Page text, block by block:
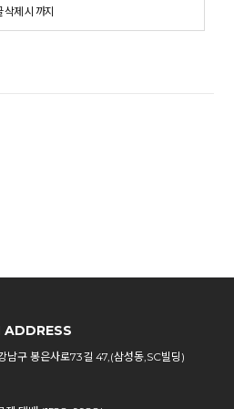
삭제 시 까지
ADDRESS
남구 봉은사로73길 47,(삼성동,SC빌딩)